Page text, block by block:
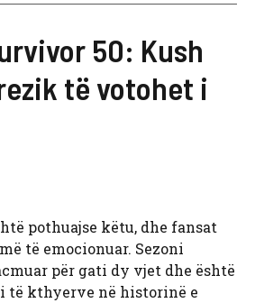
50: Kush
të votohet i
pothuajse këtu, dhe fansat
të emocionuar. Sezoni
për gati dy vjet dhe është
të kthyerve në historinë e